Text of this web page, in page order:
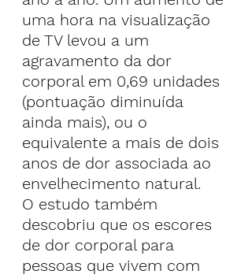
uma hora na visualização
de TV levou a um
agravamento da dor
corporal em 0,69 unidades
(pontuação diminuída
ainda mais), ou o
equivalente a mais de dois
anos de dor associada ao
envelhecimento natural.
O estudo também
descobriu que os escores
de dor corporal para
pessoas que vivem com